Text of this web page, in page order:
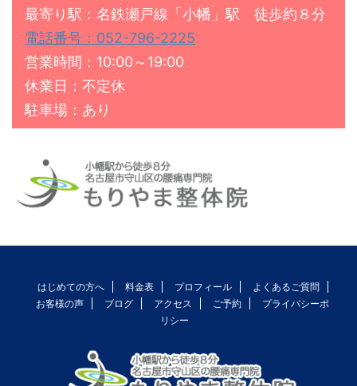
最寄り駅：名鉄瀬戸線「小幡」駅 徒歩約８分
電話番号：052-796-2225
営業時間：10:00～19:00
休業日：不定休
駐車場：あり
はじめての方へ 料金表 プロフィール
よくあるご質問
お客様の声
ブログ アクセス ご予約
プライバシーポ
リシー